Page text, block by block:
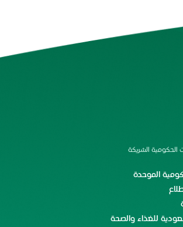
الحكومية الشريكة
الموحدة
للغذاء والصحة